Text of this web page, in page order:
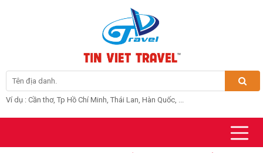
Ví dụ : Cần thơ, Tp Hồ Chí Minh, Thái Lan, Hàn Quốc, ...